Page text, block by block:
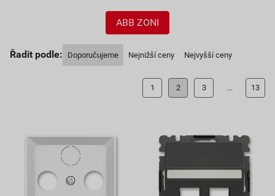
ABB ZONI
Řadit podle: Doporučujeme Nejnižší ceny Nejvyšší ceny
1 2 3 ... 13